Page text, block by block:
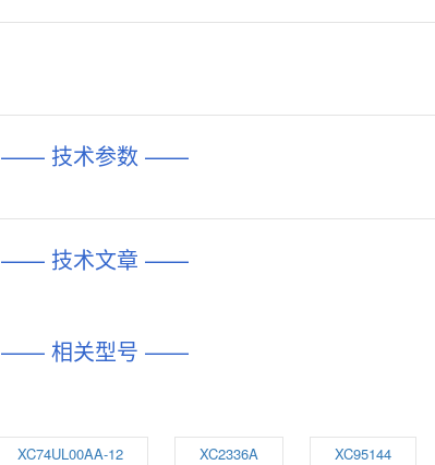
—— 技术参数 ——
—— 技术文章 ——
—— 相关型号 ——
XC74UL00AA-12 XC2336A XC95144